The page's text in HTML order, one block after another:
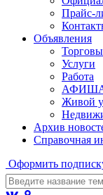
Прайс-
Объявления
Услуги
Работа
Живой
Архив
Справочная
Оформить